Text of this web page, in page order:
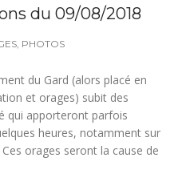
du 09/08/2018
, PHOTOS
du Gard (alors placé en
et orages) subit des
qui apporteront parfois
heures, notamment sur
orages seront la cause de